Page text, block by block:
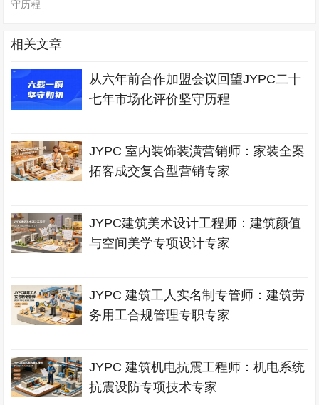
守历程
相关文章
从六年前合作加盟会议回望JYPC二十
七年市场化评价坚守历程
JYPC 室内装饰装潢营销师：家装全案
拓客成交复合型营销专家
JYPC建筑美术设计工程师：建筑颜值
与空间美学专项设计专家
JYPC 建筑工人实名制专管师：建筑劳
务用工合规管理专职专家
JYPC 建筑机电抗震工程师：机电系统
抗震设防专项技术专家